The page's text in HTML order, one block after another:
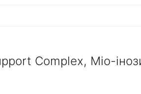
Complex, Міо-